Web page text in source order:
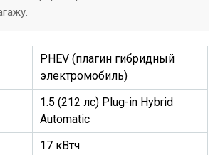
РHEV (плагин гибридный
электромобиль)
1.5 (212 лс) Plug-in Hybrid
Automatic
17 кВтч